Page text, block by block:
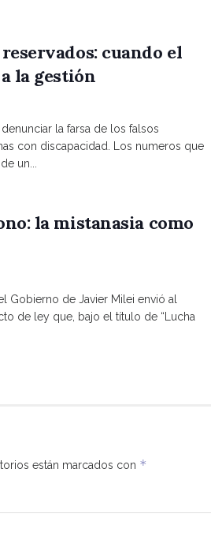
cuando el
la gestión
la farsa de los falsos
con discapacidad. Los numeros que
un...
la mistanasia como
Gobierno de Javier Milei envió al
de ley que, bajo el título de “Lucha
están marcados con *